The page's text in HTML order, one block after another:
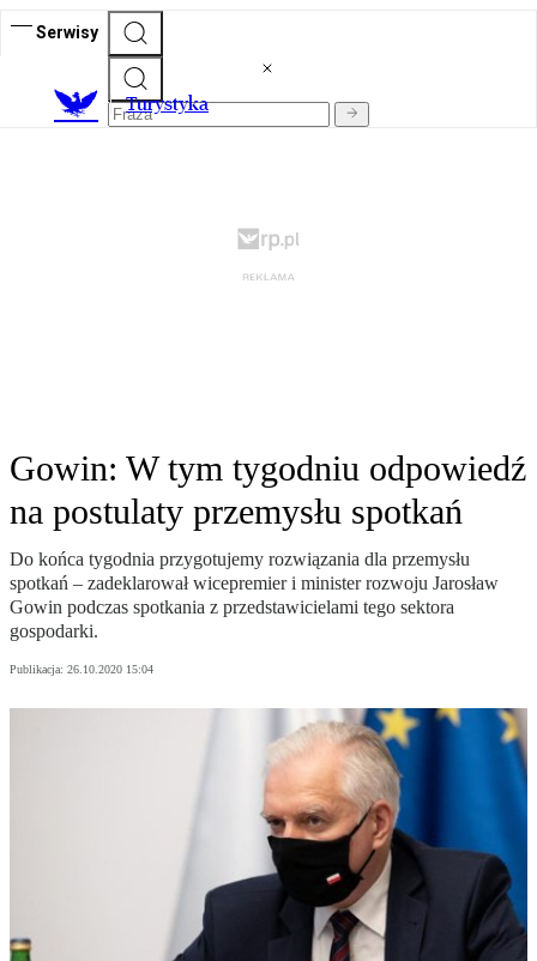
Serwisy
Turystyka
Gowin: W tym tygodniu odpowiedź
na postulaty przemysłu spotkań
Do końca tygodnia przygotujemy rozwiązania dla przemysłu
spotkań – zadeklarował wicepremier i minister rozwoju Jarosław
Gowin podczas spotkania z przedstawicielami tego sektora
gospodarki.
Publikacja: 26.10.2020 15:04